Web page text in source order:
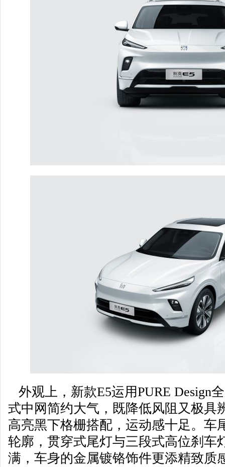
外观上，新款E5运用PURE Design
式中网简约大气，既降低风阻又极具
高亮黑下格栅搭配，运动感十足。车
轮廓，贯穿式尾灯与三段式高位刹车
满，车身的金属镀铬饰件更添精致质